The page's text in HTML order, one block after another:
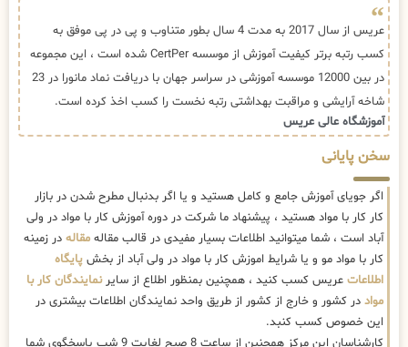
عریس از سال 2017 به مدت 4 سال بطور متناوب و پی در پی موفق به
کسب رتبه برتر کیفیت آموزش از موسسه CertPer شده است ، این مجموعه
در بین 12000 موسسه آموزشی در سراسر جهان با دریافت نماد مانورا در 23
شاخه آرایشی و مراقبت بهداشتی رتبه نخست را کسب اخذ کرده است.
آموزشگاه عالی عریس
سخن پایانی
اگر جویای آموزش جامع و کامل هستید و یا اگر بدنبال مطرح شدن در بازار
کار کار با مواد هستید ، پیشنهاد ما شرکت در دوره آموزش کار با مواد در ولی
آباد است ، شما میتوانید اطلاعات بسیار مفیدی در قالب مقاله مقاله در زمینه
کار با مواد مو و یا شرایط اموزش کار با مواد در ولی آباد از بخش پایگاه
اطلاعات عریس کسب کنید ، همچنین بمنظور اطلاع از سایرنمایندگان کار با
مواد در کشور و خارج از کشور از طریق واحد نمایندگان اطلاعات بیشتری در
این خصوص کسب کنبد.
کارشناسان این مرکز همچنین از ساعت 8 صبح لغایت 9 شب پاسخگوی شما